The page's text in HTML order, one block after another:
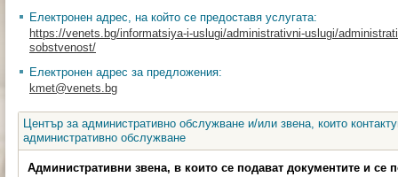
Електронен адрес, на който се предоставя услугата:
https://venets.bg/informatsiya-i-uslugi/administrativni-uslugi/
sobstvenost/
Електронен адрес за предложения:
kmet@venets.bg
Център за административно обслужване и/или звена, които
административно обслужване
Административни звена, в които се подават документите и се